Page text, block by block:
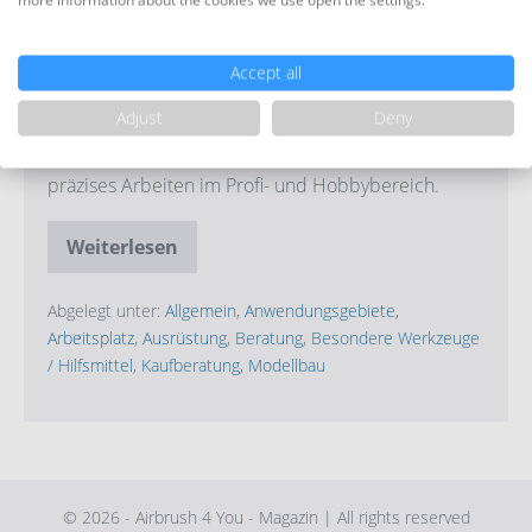
91
Ultrasonic
Der Honda – Ultraschall-Cutter ist ein nahezu
präzises Arbeiten im Profi- und Hobbybereich.
Weiterlesen
Ein
–
ZO-
91
Ultrasonic
Abgelegt unter: Allgemein, Anwendungsgebiete,
Arbeitsplatz, Ausrüstung, Beratung, Besondere Werkzeuge
/ Hilfsmittel, Kaufberatung, Modellbau
© 2026 - Airbrush 4 You - Magazin | All rights reserved
Accept all
Adjust
Deny